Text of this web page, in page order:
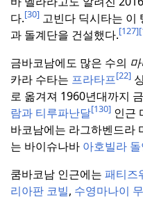
다.[30] 고빈다 딕시타는 이
과 돌계단을 건설했다.[127]
금바코남에도 많은 수의
카라 수타는 프라타프[22]
로 옮겨져 1960년대까지
람과 티루파난달[130] 인근
바코남에는 라그하벤드라
는 바이슈나바 아호빌라
쿰바코남 인근에는 패티즈
리아판 코빌, 수영마나이